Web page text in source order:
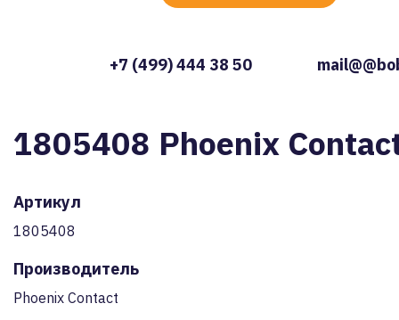
+7 (499) 444 38 50
1805408 Phoenix
Артикул
1805408
Производитель
Phoenix Contact